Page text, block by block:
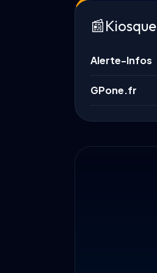
📰Kiosque
Alerte-Infos
GPone.fr